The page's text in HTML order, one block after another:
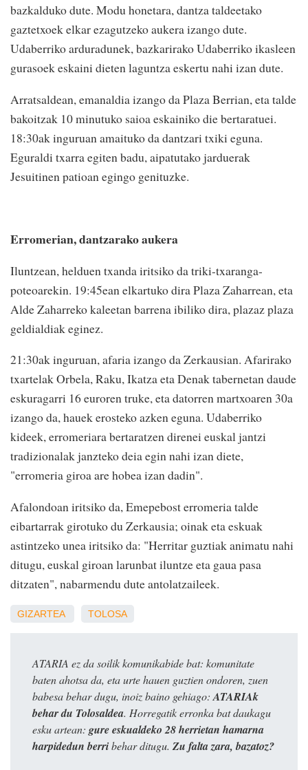
bazkalduko dute. Modu honetara, dantza taldeetako
gaztetxoek elkar ezagutzeko aukera izango dute.
Udaberriko arduradunek, bazkarirako Udaberriko ikasleen
gurasoek eskaini dieten laguntza eskertu nahi izan dute.
Arratsaldean, emanaldia izango da Plaza Berrian, eta talde
bakoitzak 10 minutuko saioa eskainiko die bertaratuei.
18:30ak inguruan amaituko da dantzari txiki eguna.
Eguraldi txarra egiten badu, aipatutako jarduerak
Jesuitinen patioan egingo genituzke.
Erromerian, dantzarako aukera
Iluntzean, helduen txanda iritsiko da triki-txaranga-
poteoarekin. 19:45ean elkartuko dira Plaza Zaharrean, eta
Alde Zaharreko kaleetan barrena ibiliko dira, plazaz plaza
geldialdiak eginez.
21:30ak inguruan, afaria izango da Zerkausian. Afarirako
txartelak Orbela, Raku, Ikatza eta Denak tabernetan daude
eskuragarri 16 euroren truke, eta datorren martxoaren 30a
izango da, hauek erosteko azken eguna. Udaberriko
kideek, erromeriara bertaratzen direnei euskal jantzi
tradizionalak janzteko deia egin nahi izan diete,
"erromeria giroa are hobea izan dadin".
Afalondoan iritsiko da, Emepebost erromeria talde
eibartarrak girotuko du Zerkausia; oinak eta eskuak
astintzeko unea iritsiko da: "Herritar guztiak animatu nahi
ditugu, euskal giroan larunbat iluntze eta gaua pasa
ditzaten", nabarmendu dute antolatzaileek.
GIZARTEA TOLOSA
ATARIA ez da soilik komunikabide bat: komunitate
baten ahotsa da, eta urte hauen guztien ondoren, zuen
babesa behar dugu, inoiz baino gehiago: ATARIAk
behar du Tolosaldea. Horregatik erronka bat daukagu
esku artean: gure eskualdeko 28 herrietan hamarna
harpidedun berribehar ditugu. Zu falta zara, bazatoz?